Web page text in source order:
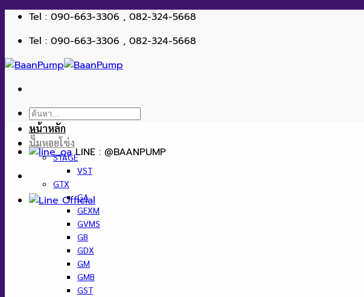
ข้าม
เนื้อหา
Tel : 090-663-3306 , 082-324-5668
Tel : 090-663-3306 , 082-324-5668
ค้นหา:
LINE : @BAANPUMP
หน้าหลัก
ปั๊มหอยโข่ง
STAGE
VST
GTX
GA
GEXM
GVMS
GB
GDX
GM
GMB
GST